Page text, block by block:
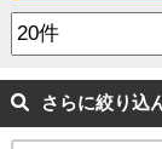
さらに絞り込